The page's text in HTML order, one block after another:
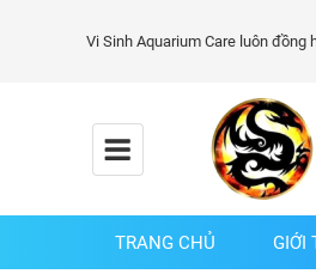
TRANG CHỦ GIỚI